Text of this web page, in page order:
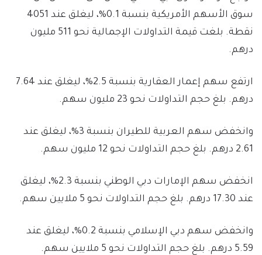
سوق الأسهم الأمريكية بنسبة 0.1%، ليغلق عند 4051
نقطة. بلغت قيمة التداولات الإجمالية نحو 511 مليون
درهم.
ارتفع سهم إعمار العقارية بنسبة 2.5%، ليغلق عند 7.64
درهم. بلغ حجم التداولات نحو 23 مليون سهم.
وانخفض سهم العربية للطيران بنسبة 3%، ليغلق عند
2.61 درهم. بلغ حجم التداولات نحو 12 مليون سهم.
انخفض سهم الإمارات دبي الوطني بنسبة 2.3%، ليغلق
عند 17.30 درهم. بلغ حجم التداولات نحو 5 ملايين سهم.
وانخفض سهم دبي الإسلامي بنسبة 0.2%، ليغلق عند
5.59 درهم. بلغ حجم التداولات نحو 5 ملايين سهم.